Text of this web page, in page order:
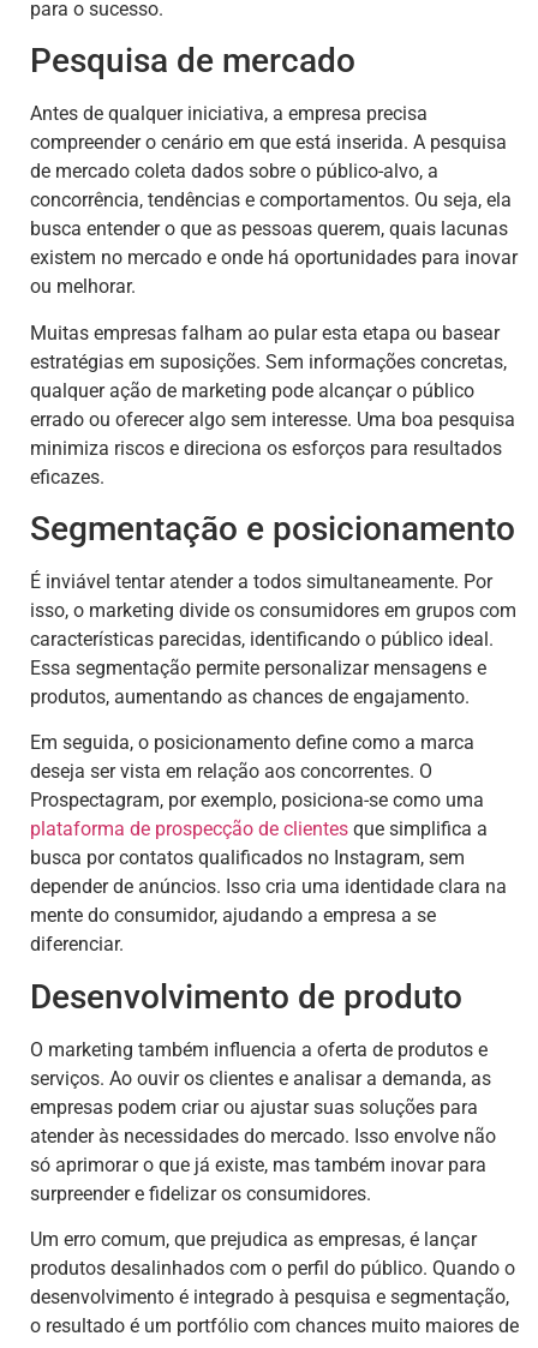
para o sucesso.
Pesquisa de mercado
Antes de qualquer iniciativa, a empresa precisa
compreender o cenário em que está inserida. A pesquisa
de mercado coleta dados sobre o público-alvo, a
concorrência, tendências e comportamentos. Ou seja, ela
busca entender o que as pessoas querem, quais lacunas
existem no mercado e onde há oportunidades para inovar
ou melhorar.
Muitas empresas falham ao pular esta etapa ou basear
estratégias em suposições. Sem informações concretas,
qualquer ação de marketing pode alcançar o público
errado ou oferecer algo sem interesse. Uma boa pesquisa
minimiza riscos e direciona os esforços para resultados
eficazes.
Segmentação e posicionamento
É inviável tentar atender a todos simultaneamente. Por
isso, o marketing divide os consumidores em grupos com
características parecidas, identificando o público ideal.
Essa segmentação permite personalizar mensagens e
produtos, aumentando as chances de engajamento.
Em seguida, o posicionamento define como a marca
deseja ser vista em relação aos concorrentes. O
Prospectagram, por exemplo, posiciona-se como uma
plataforma de prospecção de clientes que simplifica a
busca por contatos qualificados no Instagram, sem
depender de anúncios. Isso cria uma identidade clara na
mente do consumidor, ajudando a empresa a se
diferenciar.
Desenvolvimento de produto
O marketing também influencia a oferta de produtos e
serviços. Ao ouvir os clientes e analisar a demanda, as
empresas podem criar ou ajustar suas soluções para
atender às necessidades do mercado. Isso envolve não
só aprimorar o que já existe, mas também inovar para
surpreender e fidelizar os consumidores.
Um erro comum, que prejudica as empresas, é lançar
produtos desalinhados com o perfil do público. Quando o
desenvolvimento é integrado à pesquisa e segmentação,
o resultado é um portfólio com chances muito maiores de